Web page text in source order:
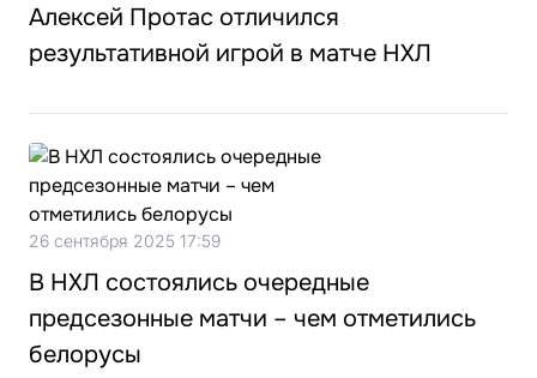
Алексей Протас отличился
результативной игрой в матче НХЛ
26 сентября 2025 17:59
В НХЛ состоялись очередные
предсезонные матчи – чем отметились
белорусы